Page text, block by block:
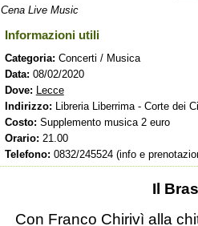
Cena Live Music
Informazioni utili
Categoria: Concerti / Musica
Data: 08/02/2020
Dove: Lecce
Indirizzo: Libreria Liberrima - Corte dei
Costo: Supplemento musica 2 euro
Orario: 21.00
Telefono: 0832/245524 (info e
Il
Con Franco Chirivì alla